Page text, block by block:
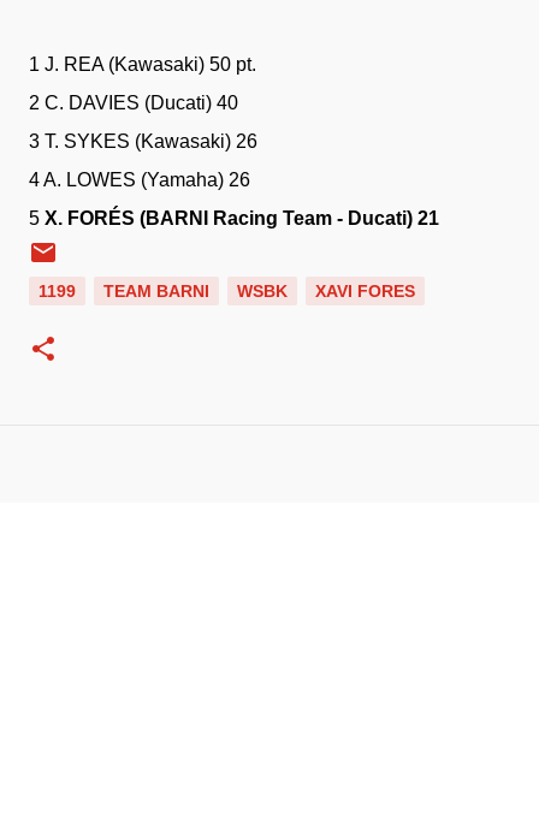
1 J. REA (Kawasaki) 50 pt.
2 C. DAVIES (Ducati) 40
3 T. SYKES (Kawasaki) 26
4 A. LOWES (Yamaha) 26
5 X. FORÉS (BARNI Racing Team - Ducati) 21
1199 TEAM BARNI WSBK XAVI FORES